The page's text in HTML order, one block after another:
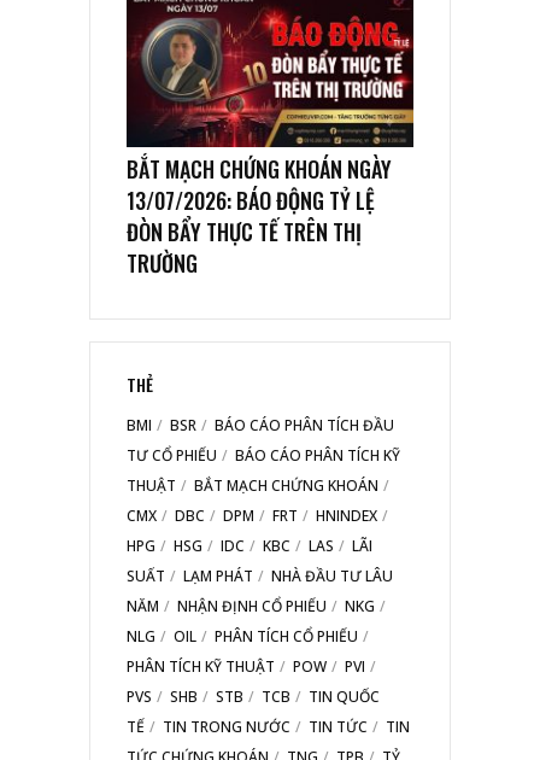
BẮT MẠCH CHỨNG KHOÁN NGÀY
13/07/2026: BÁO ĐỘNG TỶ LỆ
ĐÒN BẨY THỰC TẾ TRÊN THỊ
TRƯỜNG
THẺ
BMI BSR
BÁO CÁO PHÂN TÍCH ĐẦU
TƯ CỔ PHIẾU
BÁO CÁO PHÂN TÍCH KỸ
THUẬT
BẮT MẠCH CHỨNG KHOÁN
CMX
DBC DPM FRT
HNINDEX
HPG
HSG IDC KBC LAS
LÃI
SUẤT
LẠM PHÁT
NHÀ ĐẦU TƯ LÂU
NĂM
NHẬN ĐỊNH CỔ PHIẾU
NKG
NLG
OIL
PHÂN TÍCH CỔ PHIẾU
PHÂN TÍCH KỸ THUẬT
POW
PVI
PVS
SHB STB TCB
TIN QUỐC
TẾ
TIN TRONG NƯỚC TIN TỨC
TIN